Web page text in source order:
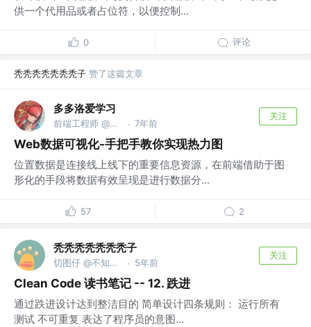
供一个代用品或者占位符，以便控制...
0 评论
秃秃秃秃秃秃秃子 赞了这篇文章
多多洛爱学习
前端工程师 @腾讯科技有限公司 · 7年前
关注
Web数据可视化-手把手教你实现热力图
位置数据是连接线上线下的重要信息资源，在前端借助于图
形化的手段将数据有效呈现是进行数据分...
57 2
秃秃秃秃秃秃秃子
切图仔 @不知道什么公司 · 5年前
关注
Clean Code 读书笔记 -- 12. 跌进
通过跌进设计达到整洁目的 简单设计四条规则： 运行所有
测试 不可重复 表达了程序员的意图...